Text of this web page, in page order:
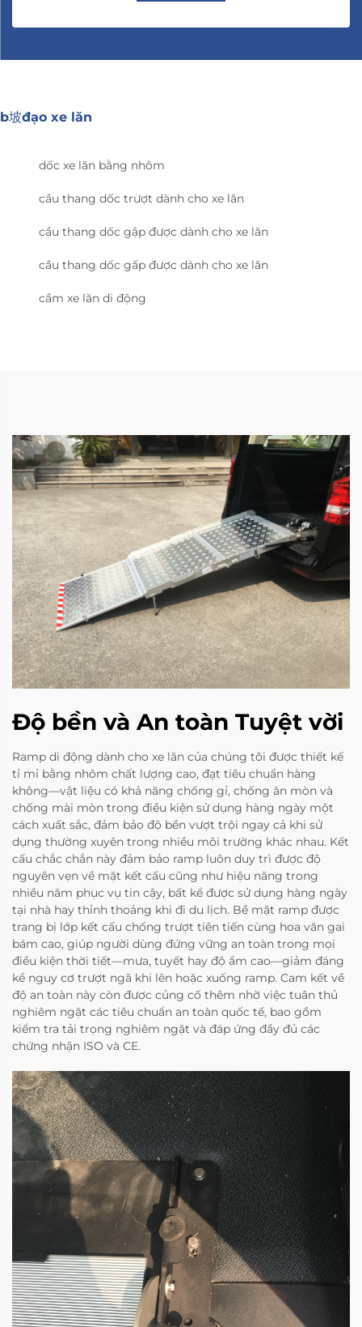
b坡đạo xe lăn
dốc xe lăn bằng nhôm
cầu thang dốc trượt dành cho xe lăn
cầu thang dốc gập được dành cho xe lăn
cầu thang dốc gấp được dành cho xe lăn
cầm xe lăn di động
Độ bền và An toàn Tuyệt vời
Ramp di động dành cho xe lăn của chúng tôi được thiết kế
tỉ mỉ bằng nhôm chất lượng cao, đạt tiêu chuẩn hàng
không—vật liệu có khả năng chống gỉ, chống ăn mòn và
chống mài mòn trong điều kiện sử dụng hàng ngày một
cách xuất sắc, đảm bảo độ bền vượt trội ngay cả khi sử
dụng thường xuyên trong nhiều môi trường khác nhau. Kết
cấu chắc chắn này đảm bảo ramp luôn duy trì được độ
nguyên vẹn về mặt kết cấu cũng như hiệu năng trong
nhiều năm phục vụ tin cậy, bất kể được sử dụng hàng ngày
tại nhà hay thỉnh thoảng khi đi du lịch. Bề mặt ramp được
trang bị lớp kết cấu chống trượt tiên tiến cùng hoa văn gai
bám cao, giúp người dùng đứng vững an toàn trong mọi
điều kiện thời tiết—mưa, tuyết hay độ ẩm cao—giảm đáng
kể nguy cơ trượt ngã khi lên hoặc xuống ramp. Cam kết về
độ an toàn này còn được củng cố thêm nhờ việc tuân thủ
nghiêm ngặt các tiêu chuẩn an toàn quốc tế, bao gồm
kiểm tra tải trọng nghiêm ngặt và đáp ứng đầy đủ các
chứng nhận ISO và CE.